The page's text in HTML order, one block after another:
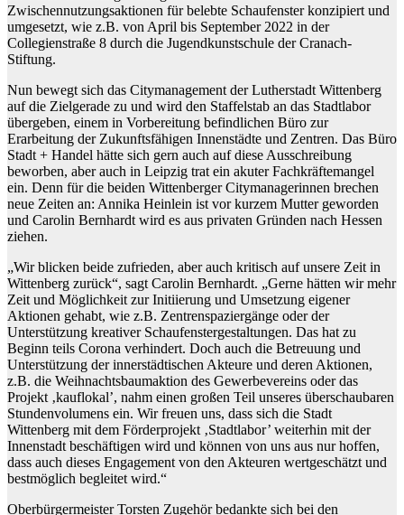
Zwischennutzungsaktionen für belebte Schaufenster konzipiert und
umgesetzt, wie z.B. von April bis September 2022 in der
Collegienstraße 8 durch die Jugendkunstschule der Cranach-
Stiftung.
Nun bewegt sich das Citymanagement der Lutherstadt Wittenberg
auf die Zielgerade zu und wird den Staffelstab an das Stadtlabor
übergeben, einem in Vorbereitung befindlichen Büro zur
Erarbeitung der Zukunftsfähigen Innenstädte und Zentren. Das Büro
Stadt + Handel hätte sich gern auch auf diese Ausschreibung
beworben, aber auch in Leipzig trat ein akuter Fachkräftemangel
ein. Denn für die beiden Wittenberger Citymanagerinnen brechen
neue Zeiten an: Annika Heinlein ist vor kurzem Mutter geworden
und Carolin Bernhardt wird es aus privaten Gründen nach Hessen
ziehen.
„Wir blicken beide zufrieden, aber auch kritisch auf unsere Zeit in
Wittenberg zurück“, sagt Carolin Bernhardt. „Gerne hätten wir mehr
Zeit und Möglichkeit zur Initiierung und Umsetzung eigener
Aktionen gehabt, wie z.B. Zentrenspaziergänge oder der
Unterstützung kreativer Schaufenstergestaltungen. Das hat zu
Beginn teils Corona verhindert. Doch auch die Betreuung und
Unterstützung der innerstädtischen Akteure und deren Aktionen,
z.B. die Weihnachtsbaumaktion des Gewerbevereins oder das
Projekt ‚kauflokal’, nahm einen großen Teil unseres überschaubaren
Stundenvolumens ein. Wir freuen uns, dass sich die Stadt
Wittenberg mit dem Förderprojekt ‚Stadtlabor’ weiterhin mit der
Innenstadt beschäftigen wird und können von uns aus nur hoffen,
dass auch dieses Engagement von den Akteuren wertgeschätzt und
bestmöglich begleitet wird.“
Oberbürgermeister Torsten Zugehör bedankte sich bei den